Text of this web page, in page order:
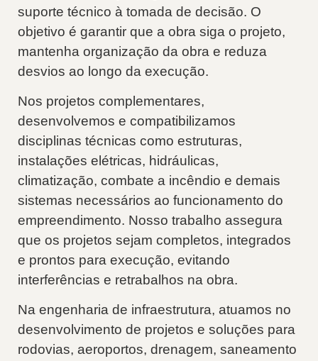
suporte técnico à tomada de decisão. O
objetivo é garantir que a obra siga o projeto,
mantenha organização da obra e reduza
desvios ao longo da execução.
Nos projetos complementares,
desenvolvemos e compatibilizamos
disciplinas técnicas como estruturas,
instalações elétricas, hidráulicas,
climatização, combate a incêndio e demais
sistemas necessários ao funcionamento do
empreendimento. Nosso trabalho assegura
que os projetos sejam completos, integrados
e prontos para execução, evitando
interferências e retrabalhos na obra.
Na engenharia de infraestrutura, atuamos no
desenvolvimento de projetos e soluções para
rodovias, aeroportos, drenagem, saneamento